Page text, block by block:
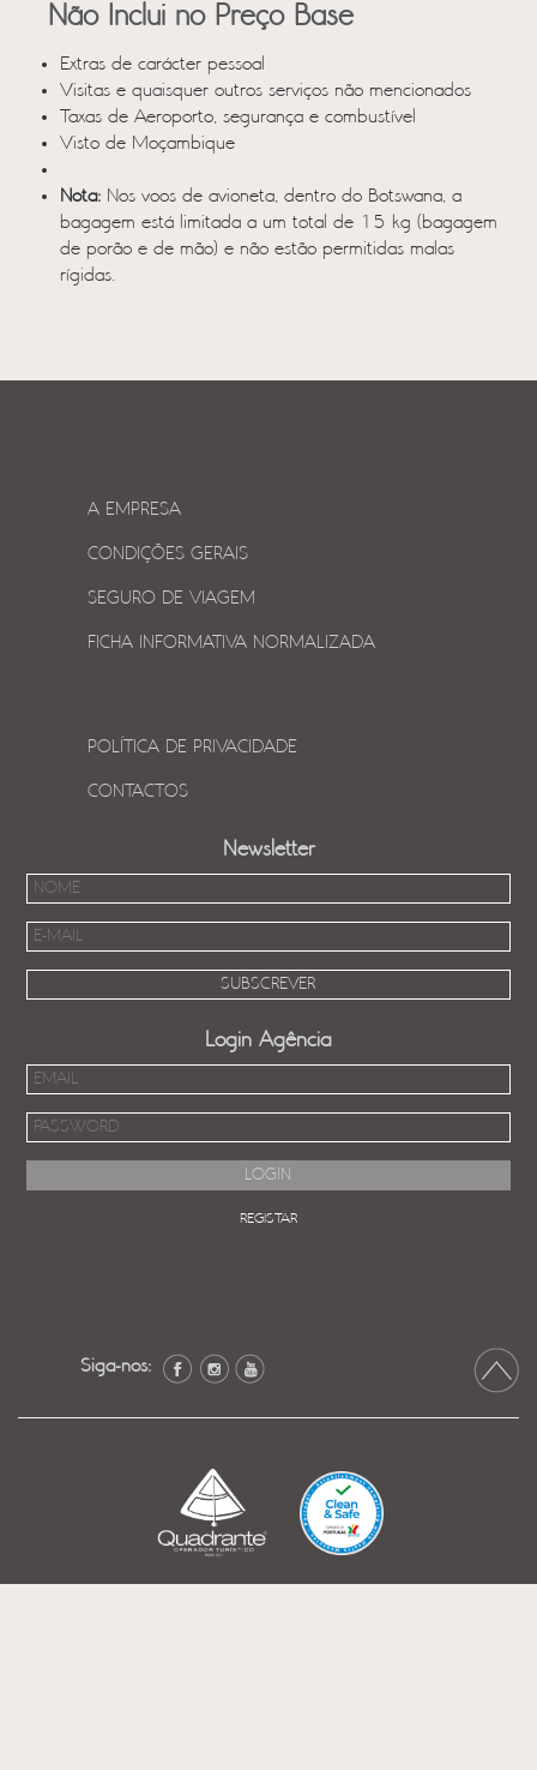
Não Inclui no Preço Base
Extras de carácter pessoal
Visitas e quaisquer outros serviços não mencionados
Taxas de Aeroporto, segurança e combustível
Visto de Moçambique
Nota: Nos voos de avioneta, dentro do Botswana, a
bagagem está limitada a um total de 15 kg (bagagem
de porão e de mão) e não estão permitidas malas
rígidas.
A EMPRESA
CONDIÇÕES GERAIS
SEGURO DE VIAGEM
FICHA INFORMATIVA NORMALIZADA
POLÍTICA DE PRIVACIDADE
CONTACTOS
Newsletter
Login Agência
REGISTAR
Siga-nos: